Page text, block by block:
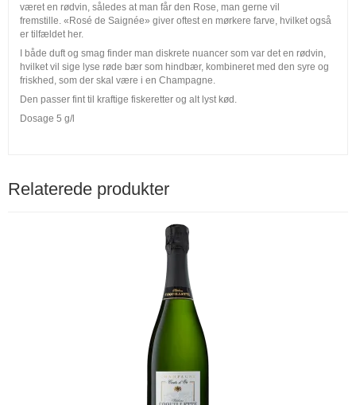
været en rødvin, således at man får den Rose, man gerne vil
fremstille. «Rosé de Saignée» giver oftest en mørkere farve, hvilket også
er tilfældet her.
I både duft og smag finder man diskrete nuancer som var det en rødvin,
hvilket vil sige lyse røde bær som hindbær, kombineret med den syre og
friskhed, som der skal være i en Champagne.
Den passer fint til kraftige fiskeretter og alt lyst kød.
Dosage 5 g/l
Relaterede produkter